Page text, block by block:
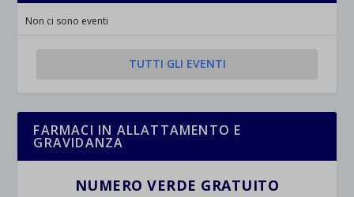
Non ci sono eventi
TUTTI GLI EVENTI
FARMACI IN ALLATTAMENTO E
GRAVIDANZA
NUMERO VERDE GRATUITO